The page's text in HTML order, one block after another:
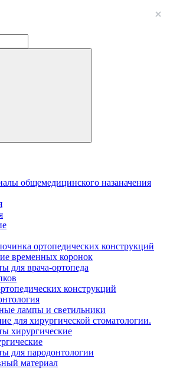
общемедицинского назаначения
ортопедических конструкций
временных коронок
для врача-ортопеда
конструкций
лампы и светильники
для хирургической стоматологии.
хирургические
для пародонтологии
материал